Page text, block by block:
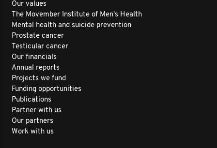
Our values
The Movember Institute of Men's Health
Mental health and suicide prevention
Prostate cancer
Testicular cancer
Our financials
Annual reports
Projects we fund
Funding opportunities
Publications
Partner with us
Our partners
Work with us